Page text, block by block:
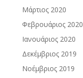
Μάρτιος 2020
Φεβρουάριος 2020
Ιανουάριος 2020
Δεκέμβριος 2019
Νοέμβριος 2019